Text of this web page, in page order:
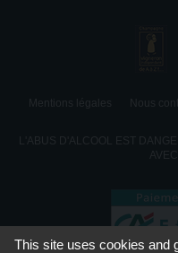
Mentions légales Nous
L'ABUS D'ALCOOL EST
This site uses cookies and